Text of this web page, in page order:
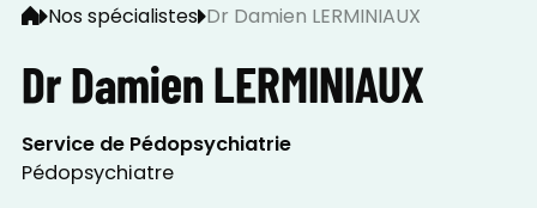
Nos spécialistes Dr Damien LERMINIAUX
Dr Damien LERMINIAUX
Service de Pédopsychiatrie
Pédopsychiatre